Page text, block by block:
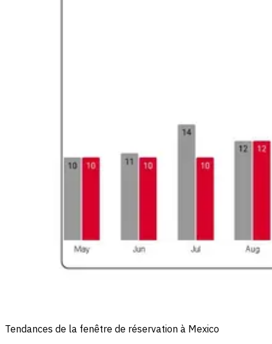
Tendances de la fenêtre de réservation à Mexico